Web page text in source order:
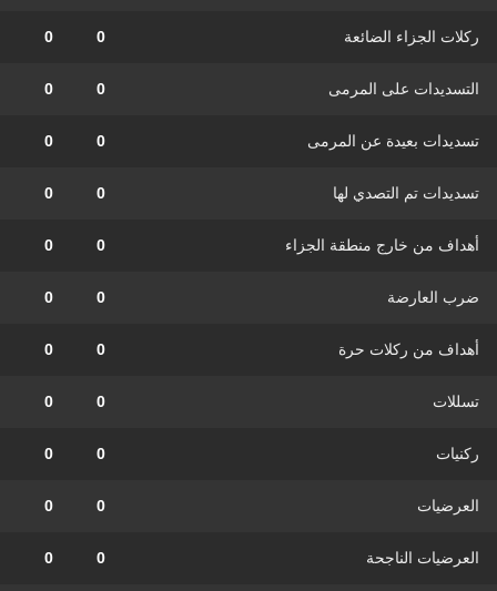
ركلات الجزاء الضائعة 0
0
التسديدات على المرمى 0
0
تسديدات بعيدة عن المرمى 0
0
تسديدات تم التصدي لها 0
0
أهداف من خارج منطقة الجزاء 0
0
ضرب العارضة 0
0
أهداف من ركلات حرة 0
0
تسللات 0
0
ركنيات 0
0
العرضيات 0
0
العرضيات الناجحة 0
0